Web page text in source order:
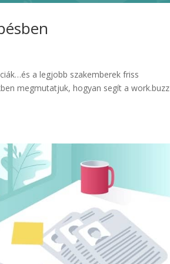
a legjobb szakemberek friss
megmutatjuk, hogyan segít a work.buzz